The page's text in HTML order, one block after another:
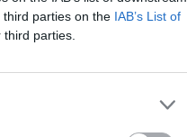
parties on the IAB’s List of
parties.